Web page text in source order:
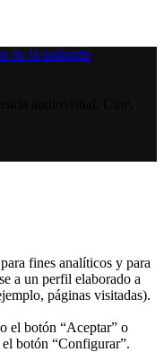
fines analíticos y para
a un perfil elaborado a
páginas visitadas).
el botón “Aceptar” o
botón “Configurar”.